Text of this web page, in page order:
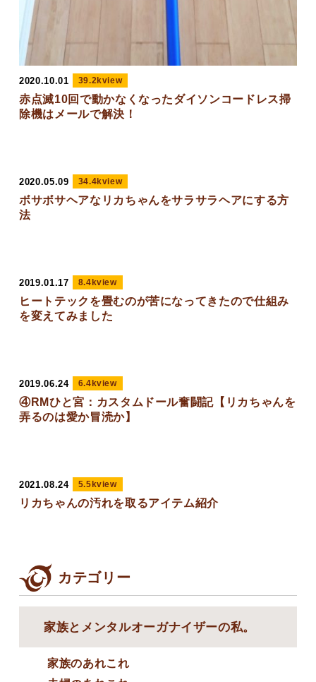
2020.10.01 39.2kview
赤点滅10回で動かなくなったダイソンコードレス掃
除機はメールで解決！
2020.05.09 34.4kview
ボサボサヘアなリカちゃんをサラサラヘアにする方
法
2019.01.17 8.4kview
ヒートテックを畳むのが苦になってきたので仕組み
を変えてみました
2019.06.24 6.4kview
④RMひと宮：カスタムドール奮闘記【リカちゃんを
弄るのは愛か冒涜か】
2021.08.24 5.5kview
リカちゃんの汚れを取るアイテム紹介
カテゴリー
家族とメンタルオーガナイザーの私。
家族のあれこれ